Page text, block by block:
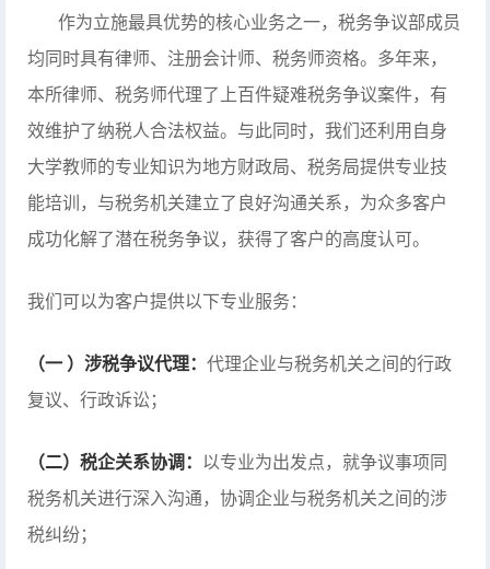
作为立施最具优势的核心业务之一，税务争议部成员
均同时具有律师、注册会计师、税务师资格。多年来，
本所律师、税务师代理了上百件疑难税务争议案件，有
效维护了纳税人合法权益。与此同时，我们还利用自身
大学教师的专业知识为地方财政局、税务局提供专业技
能培训，与税务机关建立了良好沟通关系，为众多客户
成功化解了潜在税务争议，获得了客户的高度认可。
我们可以为客户提供以下专业服务：
（一 ）涉税争议代理： 代理企业与税务机关之间的行政
复议、行政诉讼；
（二）税企关系协调： 以专业为出发点，就争议事项同
税务机关进行深入沟通，协调企业与税务机关之间的涉
税纠纷；